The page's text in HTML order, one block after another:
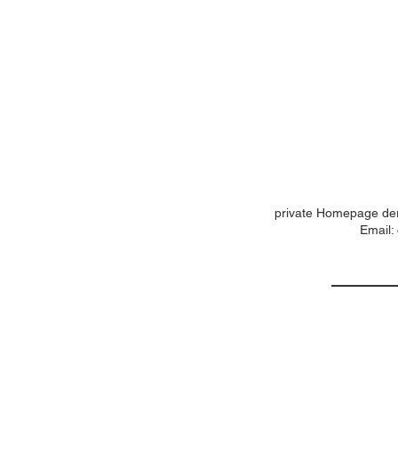
private Homepage